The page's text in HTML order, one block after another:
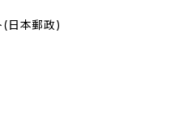
(日本郵政)